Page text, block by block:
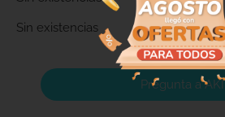
Sin existencias
Pregunta a AKI